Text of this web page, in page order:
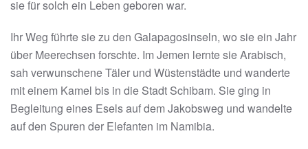
sie für solch ein Leben geboren war.
Ihr Weg führte sie zu den Galapagosinseln, wo sie ein Jahr
über Meerechsen forschte. Im Jemen lernte sie Arabisch,
sah verwunschene Täler und Wüstenstädte und wanderte
mit einem Kamel bis in die Stadt Schibam. Sie ging in
Begleitung eines Esels auf dem Jakobsweg und wandelte
auf den Spuren der Elefanten im Namibia.